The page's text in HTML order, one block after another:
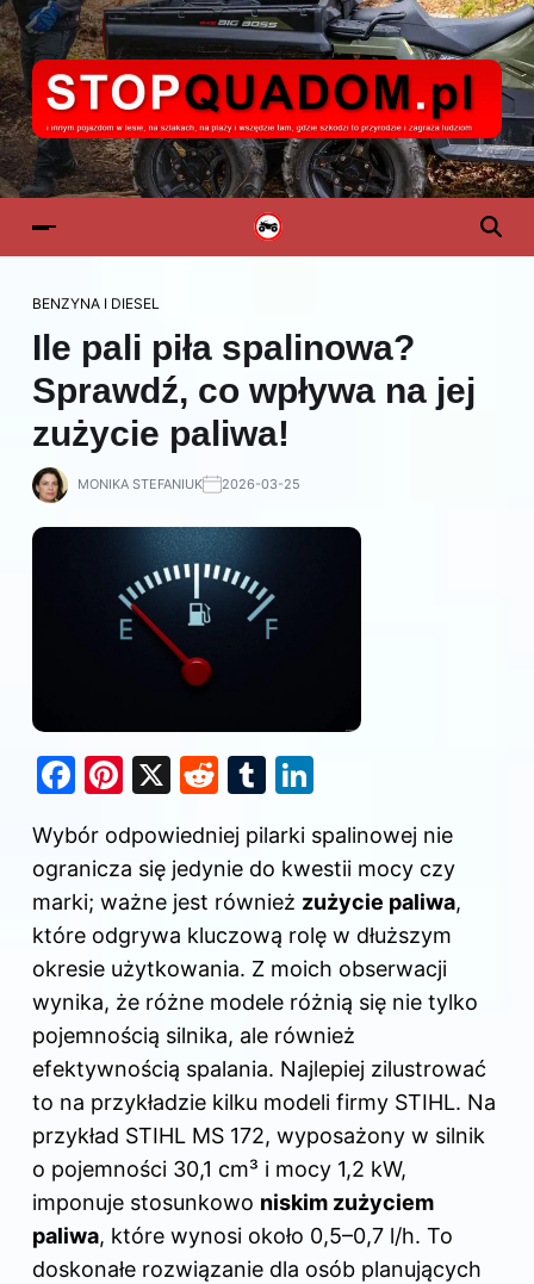
BENZYNA I DIESEL
Ile pali piła spalinowa?
Sprawdź, co wpływa na jej
zużycie paliwa!
MONIKA STEFANIUK 2026-03-25
F
a
c
e
b
o
o
k
Pi
er
e
st
X
R
d
di
t
T
m
bl
r
k
e
dI
n
Wybór odpowiedniej pilarki spalinowej nie
ogranicza się jedynie do kwestii mocy czy
marki; ważne jest również zużycie paliwa,
które odgrywa kluczową rolę w dłuższym
okresie użytkowania. Z moich obserwacji
wynika, że różne modele różnią się nie tylko
pojemnością silnika, ale również
efektywnością spalania. Najlepiej zilustrować
to na przykładzie kilku modeli firmy STIHL. Na
przykład STIHL MS 172, wyposażony w silnik
o pojemności 30,1 cm³ i mocy 1,2 kW,
imponuje stosunkowo niskim zużyciem
paliwa, które wynosi około 0,5–0,7 l/h. To
doskonałe rozwiązanie dla osób planujących